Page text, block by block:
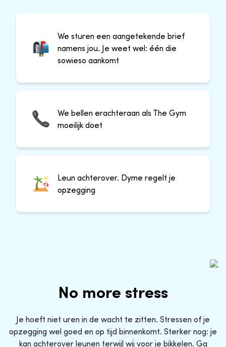
We sturen een aangetekende brief
namens jou. Je weet wel: één die
sowieso aankomt
We bellen erachteraan als The Gym
moeilijk doet
Leun achterover. Dyme regelt je
opzegging
No more stress
Je hoeft niet uren in de wacht te zitten. Stressen of je
opzegging wel goed en op tijd binnenkomt. Sterker nog: je
kan achterover leunen terwijl wij voor je bikkelen. Ga